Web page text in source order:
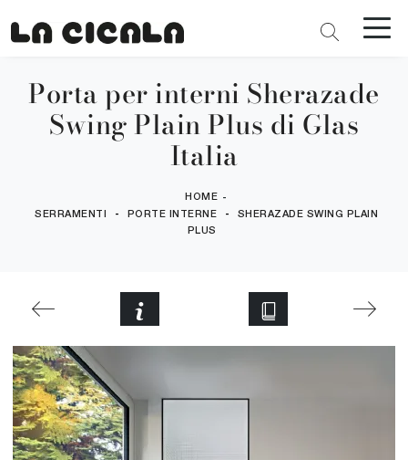
Porta per interni Sherazade
Swing Plain Plus di Glas
Italia
HOME -
SERRAMENTI - PORTE INTERNE -
SHERAZADE SWING PLAIN
PLUS